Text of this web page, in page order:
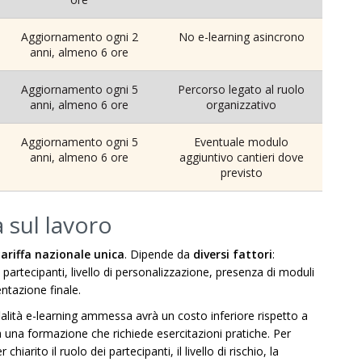
Aggiornamento ogni 2
anni, almeno 6 ore
No e-learning asincrono
Aggiornamento ogni 5
anni, almeno 6 ore
Percorso legato al ruolo
organizzativo
Aggiornamento ogni 5
anni, almeno 6 ore
Eventuale modulo
aggiuntivo cantieri dove
previsto
sul lavoro
nazionale unica. Dipende da diversi fattori:
livello di personalizzazione, presenza di moduli
finale.
e-learning ammessa avrà un costo inferiore rispetto a
formazione che richiede esercitazioni pratiche. Per
chiarito il ruolo dei partecipanti, il livello di rischio, la